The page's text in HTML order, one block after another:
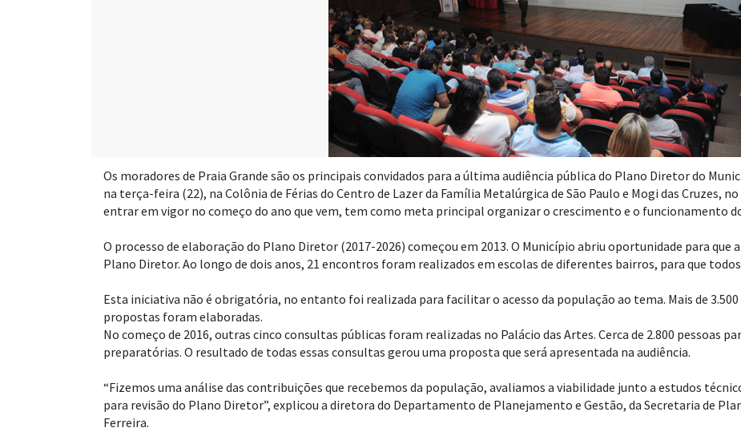
Os moradores de Praia Grande são os principais convidados para a última audiência pública do Plano Diretor do
na terça-feira (22), na Colônia de Férias do Centro de Lazer da Família Metalúrgica de São Paulo e Mogi das Cruzes,
entrar em vigor no começo do ano que vem, tem como meta principal organizar o crescimento e o funcionamento
O processo de elaboração do Plano Diretor (2017-2026) começou em 2013. O Município abriu oportunidade para que
Plano Diretor. Ao longo de dois anos, 21 encontros foram realizados em escolas de diferentes bairros, para que
Esta iniciativa não é obrigatória, no entanto foi realizada para facilitar o acesso da população ao tema. Mais de 3.500
propostas foram elaboradas.
No começo de 2016, outras cinco consultas públicas foram realizadas no Palácio das Artes. Cerca de 2.800 pessoas
preparatórias. O resultado de todas essas consultas gerou uma proposta que será apresentada na audiência.
“Fizemos uma análise das contribuições que recebemos da população, avaliamos a viabilidade junto a estudos
para revisão do Plano Diretor”, explicou a diretora do Departamento de Planejamento e Gestão, da Secretaria de
Ferreira.